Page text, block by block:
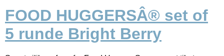
FOOD HUGGERSÂ® set of
5 runde Bright Berry